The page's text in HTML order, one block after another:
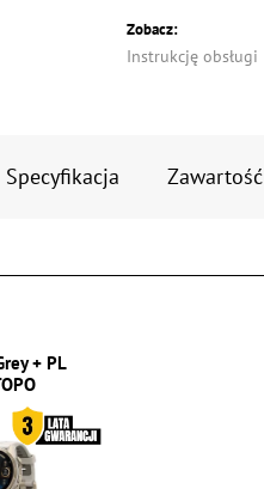
Zobacz:
Instrukcję obsługi
Specyfikacja Zawartość
+ PL